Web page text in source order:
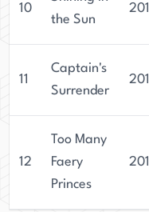
10
the Sun
11
Captain's
Surrender
12
Too Many
Faery
Princes